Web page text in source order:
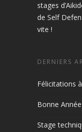
stages
de Self
vite !
DERNIERS
Félicitations
Bonne
Stage